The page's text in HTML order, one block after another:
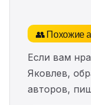
👥 Похожие
Если вам
Яковлев,
авторов,